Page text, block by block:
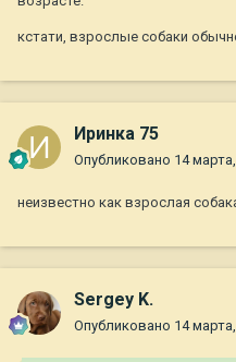
кстати, взрослые собаки
Иринка 75
Опубликовано 14
неизвестно как взрослая
Sergey K.
Опубликовано 14